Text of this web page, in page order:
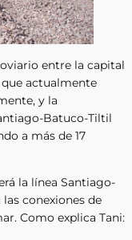
entre la capital
actualmente
y la
Batuco-Tiltil
a más de 17
la línea Santiago-
conexiones de
Como explica Tani: